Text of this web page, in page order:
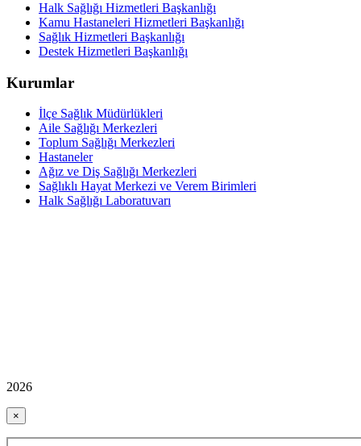
Halk Sağlığı Hizmetleri Başkanlığı
Kamu Hastaneleri Hizmetleri Başkanlığı
Sağlık Hizmetleri Başkanlığı
Destek Hizmetleri Başkanlığı
Kurumlar
İlçe Sağlık Müdürlükleri
Aile Sağlığı Merkezleri
Toplum Sağlığı Merkezleri
Hastaneler
Ağız ve Diş Sağlığı Merkezleri
Sağlıklı Hayat Merkezi ve Verem Birimleri
Halk Sağlığı Laboratuvarı
2026
×